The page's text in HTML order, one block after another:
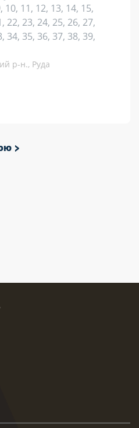
10, 11, 12, 13, 14, 15,
22, 23, 24, 25, 26, 27,
34, 35, 36, 37, 38, 39,
р-н., Руда